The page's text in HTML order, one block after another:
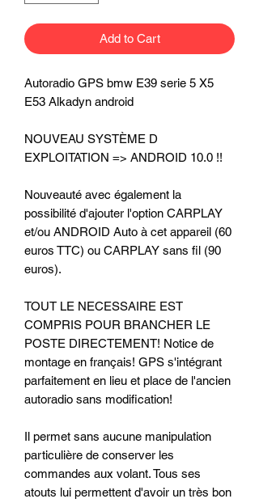
Add to Cart
Autoradio GPS bmw E39 serie 5 X5
E53 Alkadyn android
NOUVEAU SYSTÈME D
EXPLOITATION => ANDROID 10.0 !!
Nouveauté avec également la
possibilité d'ajouter l'option CARPLAY
et/ou ANDROID Auto à cet appareil (60
euros TTC) ou CARPLAY sans fil (90
euros).
TOUT LE NECESSAIRE EST
COMPRIS POUR BRANCHER LE
POSTE DIRECTEMENT! Notice de
montage en français! GPS s'intégrant
parfaitement en lieu et place de l'ancien
autoradio sans modification!
Il permet sans aucune manipulation
particulière de conserver les
commandes aux volant. Tous ses
atouts lui permettent d'avoir un très bon